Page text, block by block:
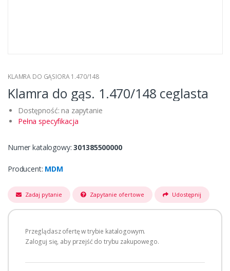
KLAMRA DO GĄSIORA 1.470/148
Klamra do gąs. 1.470/148 ceglasta
Dostępność: na zapytanie
Pełna specyfikacja
Numer katalogowy:301385500000
Producent: MDM
Zadaj pytanie Zapytanie ofertowe Udostępnij
Przeglądasz ofertę w trybie katalogowym.
Zaloguj się, aby przejść do trybu zakupowego.